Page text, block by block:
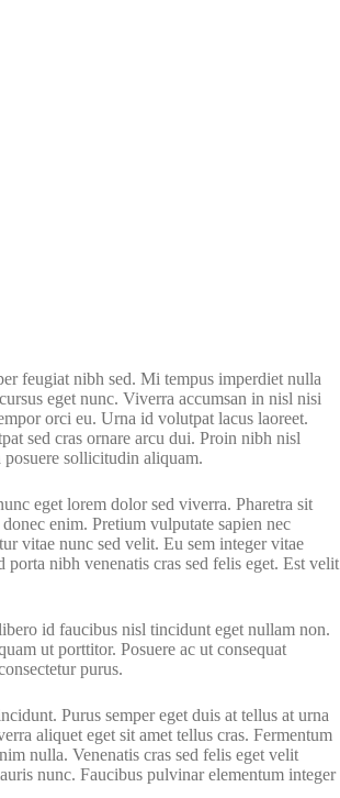
feugiat nibh sed. Mi tempus imperdiet nulla
eget nunc. Viverra accumsan in nisl nisi
orci eu. Urna id volutpat lacus laoreet.
sed cras ornare arcu dui. Proin nibh nisl
sollicitudin aliquam.
eget lorem dolor sed viverra. Pharetra sit
enim. Pretium vulputate sapien nec
vitae nunc sed velit. Eu sem integer vitae
nibh venenatis cras sed felis eget. Est velit
id faucibus nisl tincidunt eget nullam non.
ut porttitor. Posuere ac ut consequat
purus.
Purus semper eget duis at tellus at urna
aliquet eget sit amet tellus cras. Fermentum
nulla. Venenatis cras sed felis eget velit
nunc. Faucibus pulvinar elementum integer